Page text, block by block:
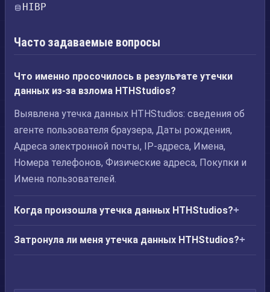
HIBP
Часто задаваемые вопросы
Что именно просочилось в результате утечки
данных из-за взлома HTHStudios?
Выявлена утечка данных HTHStudios: сведения об
агенте пользователя браузера, Даты рождения,
Адреса электронной почты, IP-адреса, Имена,
Номера телефонов, Физические адреса, Покупки и
Имена пользователей.
Когда произошла утечка данных HTHStudios?
Затронула ли меня утечка данных HTHStudios?